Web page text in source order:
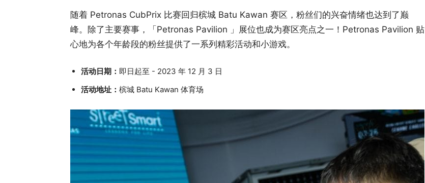
随着 Petronas CubPrix 比赛回归槟城 Batu Kawan 赛区，粉丝们的兴奋情绪也达到了巅
峰。除了主要赛事，「Petronas Pavilion 」展位也成为赛区亮点之一！Petronas Pavilion 贴
心地为各个年龄段的粉丝提供了一系列精彩活动和小游戏。
活动日期： 即日起至 - 2023 年 12 月 3 日
活动地址： 槟城 Batu Kawan 体育场